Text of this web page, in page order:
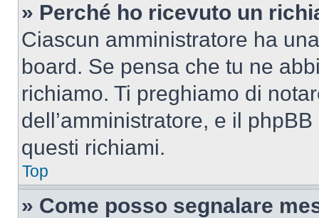
» Perché ho ricevuto un
Ciascun amministratore ha
board. Se pensa che tu ne
richiamo. Ti preghiamo di
dell’amministratore, e il
questi richiami.
Top
» Come posso segnalare